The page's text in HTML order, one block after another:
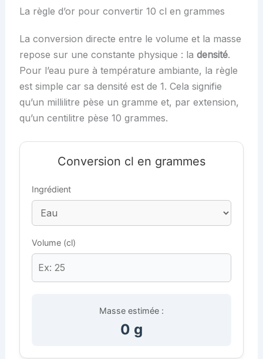
La règle d’or pour convertir 10 cl en grammes
La conversion directe entre le volume et la masse
repose sur une constante physique : la densité.
Pour l’eau pure à température ambiante, la règle
est simple car sa densité est de 1. Cela signifie
qu’un millilitre pèse un gramme et, par extension,
qu’un centilitre pèse 10 grammes.
Conversion cl en grammes
Ingrédient
Volume (cl)
Masse estimée :
0 g